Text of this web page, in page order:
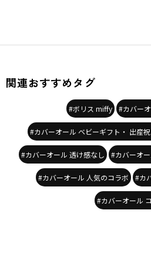
関連おすすめタグ
#ボリス miffy #カバー
#カバーオール ベビーギフト・ 出産
#カバーオール 透け感なし #カバーオ
#カバーオール 人気のコラボ #カ
#カバーオール